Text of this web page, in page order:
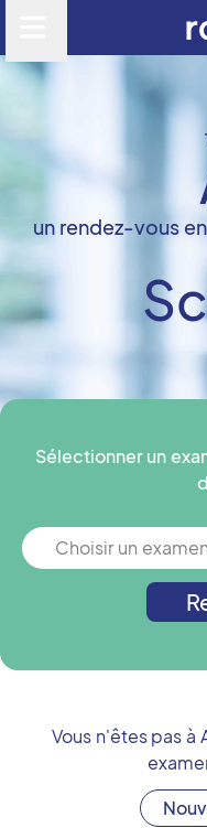
un rendez-vous
Sélectionner un
Choisir un examen
Vous n'êtes pas à